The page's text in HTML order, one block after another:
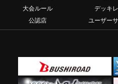
大会ルール
デッキ
公認店
ユーザー